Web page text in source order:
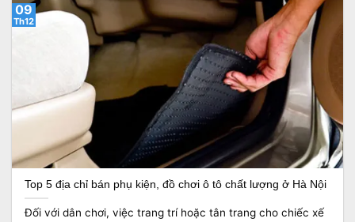
Top 5 địa chỉ bán phụ kiện, đồ chơi ô tô chất lượng ở Hà Nội
Đối với dân chơi, việc trang trí hoặc tân trang cho chiếc xế
09
Th12